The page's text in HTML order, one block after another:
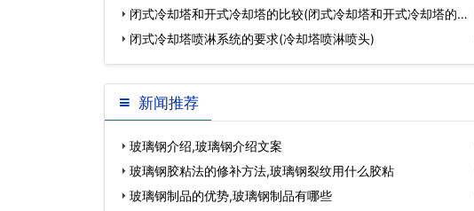
闭式冷却塔和开式冷却塔的比较(闭式冷却塔和开式冷却塔的造
价)…
闭式冷却塔喷淋系统的要求(冷却塔喷淋喷头)
新闻推荐
玻璃钢介绍,玻璃钢介绍文案
玻璃钢胶粘法的修补方法,玻璃钢裂纹用什么胶粘
玻璃钢制品的优势,玻璃钢制品有哪些